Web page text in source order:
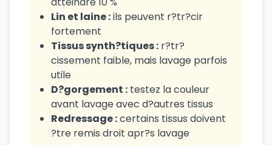
Lin et laine :ils peuvent r?tr?cir
fortement
Tissus synth?tiques : r?tr?
cissement faible, mais lavage parfois
utile
D?gorgement : testez la couleur
avant lavage avec d?autres tissus
Redressage :certains tissus doivent
?tre remis droit apr?s lavage